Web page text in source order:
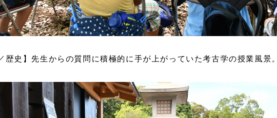
歴史】先生からの質問に積極的に手が上がっていた考古学の授業風景。